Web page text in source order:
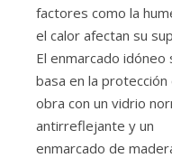
factores como la
el calor afectan su
El enmarcado idóneo
basa en la protección
obra con un vidrio
antirreflejante y un
enmarcado de